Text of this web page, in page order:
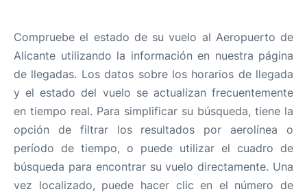
Compruebe el estado de su vuelo al Aeropuerto de
Alicante utilizando la información en nuestra página
de llegadas. Los datos sobre los horarios de llegada
y el estado del vuelo se actualizan frecuentemente
en tiempo real. Para simplificar su búsqueda, tiene la
opción de filtrar los resultados por aerolínea o
período de tiempo, o puede utilizar el cuadro de
búsqueda para encontrar su vuelo directamente. Una
vez localizado, puede hacer clic en el número de